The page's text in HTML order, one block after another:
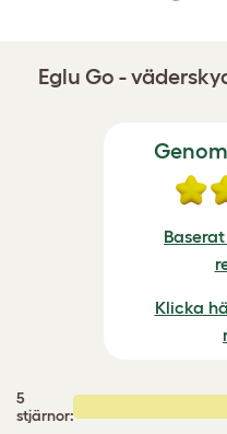
Eglu Go -
Klicka
5
stjärnor: